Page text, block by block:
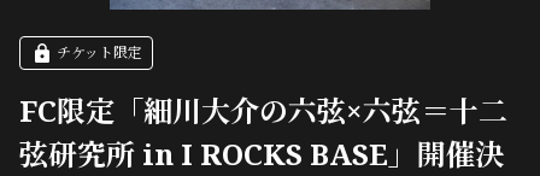
チケット限定
FC限定「細川大介の六弦×六弦＝十二
弦研究所 in I ROCKS BASE」開催決